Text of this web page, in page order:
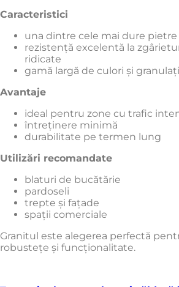
Caracteristici
una dintre cele mai dure pietre
rezistență excelentă la
ridicate
gamă largă de culori și
Avantaje
ideal pentru zone cu trafic
întreținere minimă
durabilitate pe termen lung
Utilizări recomandate
blaturi de bucătărie
pardoseli
trepte și fațade
spații comerciale
Granitul este alegerea perfectă
robustețe și funcționalitate.